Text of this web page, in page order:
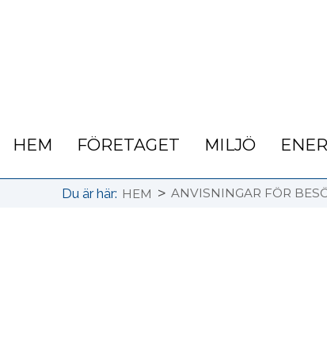
HEM FÖRETAGET MILJÖ
Du är här: HEM > ANVISNINGAR FÖR